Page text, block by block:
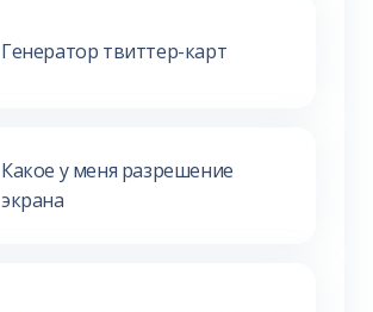
Генератор твиттер-карт
Какое у меня разрешение
экрана